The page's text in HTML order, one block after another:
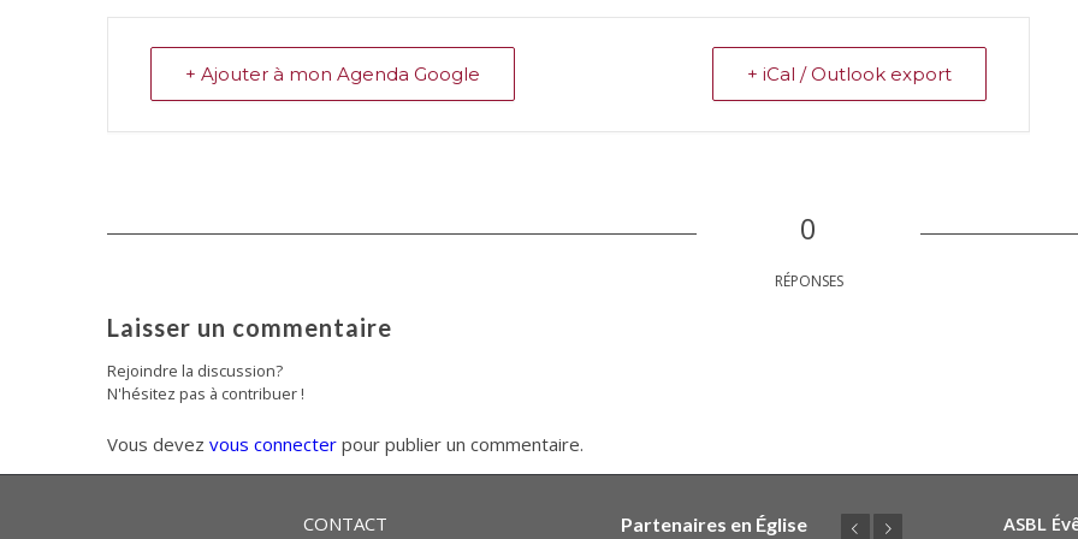
+ Ajouter à mon Agenda Google + iCal / Outlook export
0
RÉPONSES
Laisser un commentaire
Rejoindre la discussion?
N'hésitez pas à contribuer !
Vous devez vous connecter pour publier un commentaire.
CONTACT Partenaires en Église
PrécédentSuivant ASBL